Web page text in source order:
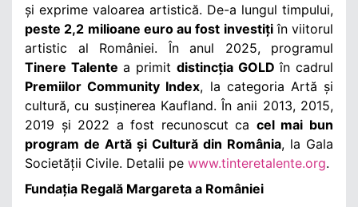
și exprime valoarea artistică. De-a lungul timpului,
peste 2,2 milioane euro au fost investițiîn viitorul
artistic al României.
În anul 2025,
programul
Tinere Talente a primit distincția GOLD în cadrul
Premiilor Community Index, la categoria Artă și
cultură, cu susținerea Kaufland. În anii 2013, 2015,
2019 și 2022 a fost recunoscut ca cel mai bun
program de Artă și Cultură din România, la Gala
Societății Civile. Detalii pe www.tinteretalente.org.
Fundația Regală Margareta a României